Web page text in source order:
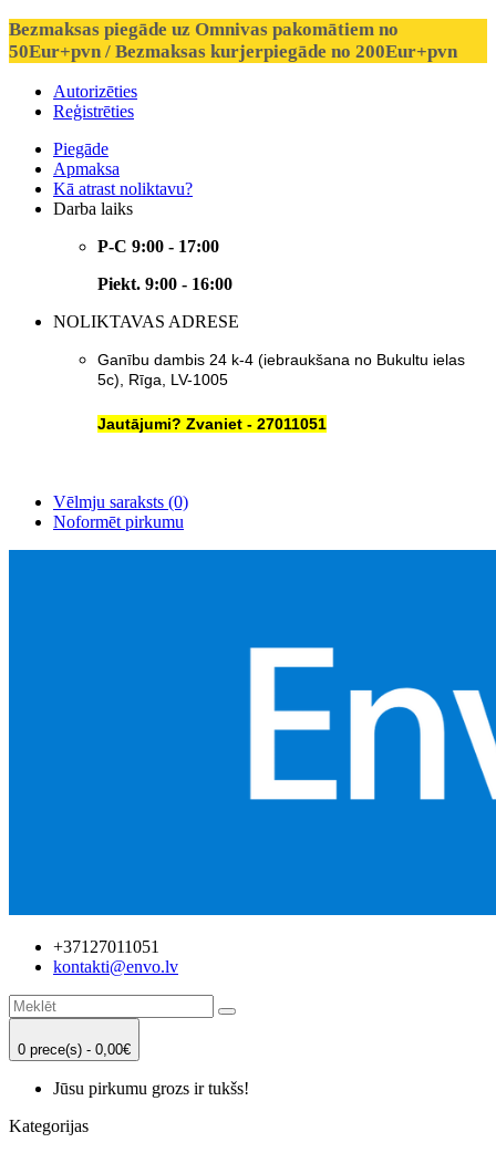
Bezmaksas piegāde uz Omnivas pakomātiem no
50Eur+pvn / Bezmaksas kurjerpiegāde no 200Eur+pvn
Autorizēties
Reģistrēties
Piegāde
Apmaksa
Kā atrast noliktavu?
Darba laiks
P-C 9:00 - 17:00
Piekt. 9:00 - 16:00
NOLIKTAVAS ADRESE
Ganību dambis 24 k-4 (iebraukšana no Bukultu ielas
5c), Rīga, LV-1005
Jautājumi? Zvaniet - 27011051
Vēlmju saraksts (0)
Noformēt pirkumu
+37127011051
kontakti@envo.lv
0 prece(s) - 0,00€
Jūsu pirkumu grozs ir tukšs!
Kategorijas